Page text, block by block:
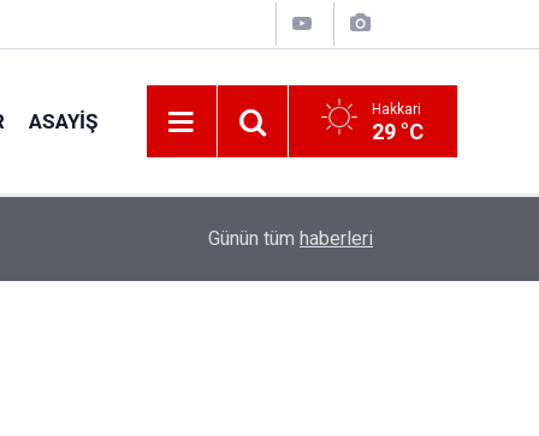
ASAYIŞ Hakkari
29 °C
Sağlık-Sen Hakkâri Şubesi’nde Genel kurul
Günün tüm haberleri